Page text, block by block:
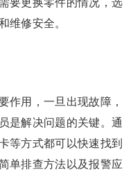
要更换零件的情况，选
维修安全。
作用，一旦出现故障，
是解决问题的关键。通
等方式都可以快速找到
单排查方法以及报警应